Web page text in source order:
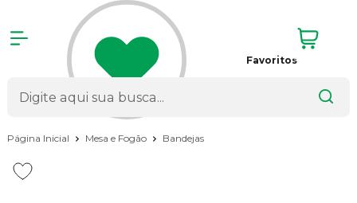
Favoritos
Página Inicial Mesa e Fogão Bandejas